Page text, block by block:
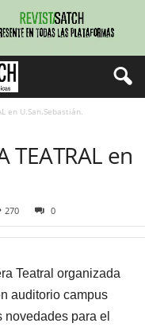
en U.San.Sebastián.
TEATRAL en
270 0
Teatral organizada
auditorio campus
novedades para el